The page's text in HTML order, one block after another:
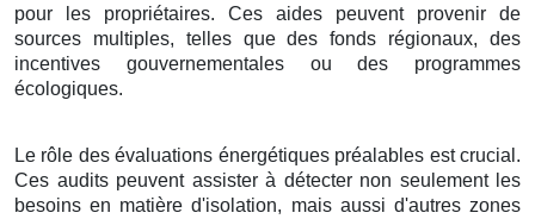
pour les propriétaires. Ces aides peuvent provenir de
sources multiples, telles que des fonds régionaux, des
incentives gouvernementales ou des programmes
écologiques.
Le rôle des évaluations énergétiques préalables est crucial.
Ces audits peuvent assister à détecter non seulement les
besoins en matière d'isolation, mais aussi d'autres zones